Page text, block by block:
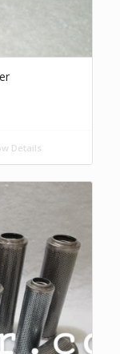
Details